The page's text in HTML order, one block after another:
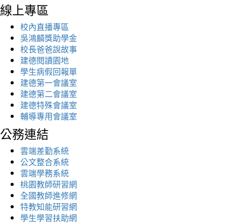
線上專區
校內直播專區
吳鴻麟獎助學金
校長爸爸說故事
建德閱讀園地
學生病假回報單
建德第一會議室
建德第二會議室
建德特殊會議室
輔導專用會議室
公務連結
雲端差勤系統
公文整合系統
雲端學務系統
桃園教師研習網
全國教師進修網
特教知能研習網
學生學習扶助網